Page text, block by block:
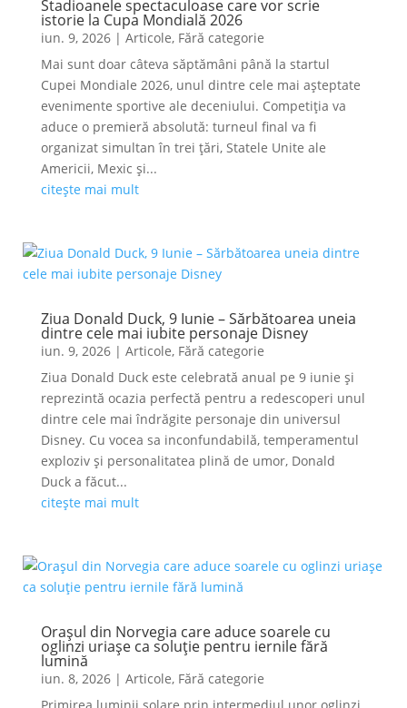
Stadioanele spectaculoase care vor scrie
istorie la Cupa Mondială 2026
iun. 9, 2026| Articole, Fără categorie
Mai sunt doar câteva săptămâni până la startul
Cupei Mondiale 2026, unul dintre cele mai așteptate
evenimente sportive ale deceniului. Competiția va
aduce o premieră absolută: turneul final va fi
organizat simultan în trei țări, Statele Unite ale
Americii, Mexic și...
citește mai mult
Ziua Donald Duck, 9 Iunie – Sărbătoarea uneia
dintre cele mai iubite personaje Disney
iun. 9, 2026| Articole, Fără categorie
Ziua Donald Duck este celebrată anual pe 9 iunie și
reprezintă ocazia perfectă pentru a redescoperi unul
dintre cele mai îndrăgite personaje din universul
Disney. Cu vocea sa inconfundabilă, temperamentul
exploziv și personalitatea plină de umor, Donald
Duck a făcut...
citește mai mult
Orașul din Norvegia care aduce soarele cu
oglinzi uriașe ca soluție pentru iernile fără
lumină
iun. 8, 2026| Articole, Fără categorie